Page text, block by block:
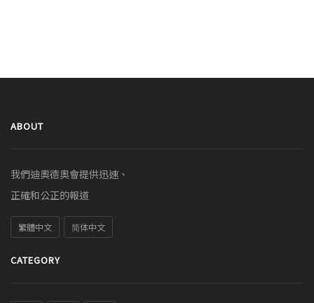
ABOUT
我們迪奧德奧會提供迅速、
正確和公正的報道
繁體中文 简体中文
CATEGORY